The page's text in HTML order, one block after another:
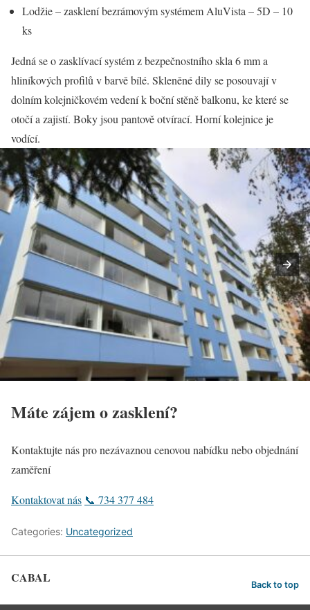
Lodžie – zasklení bezrámovým systémem AluVista – 5D – 10
ks
Jedná se o zasklívací systém z bezpečnostního skla 6 mm a
hliníkových profilů v barvě bílé. Skleněné dily se posouvají v
dolním kolejničkovém vedení k boční stěně balkonu, ke které se
otočí a zajistí. Boky jsou pantově otvírací. Horní kolejnice je
vodící.
Máte zájem o zasklení?
Kontaktujte nás pro nezávaznou cenovou nabídku nebo objednání
zaměření
Kontaktovat nás 📞 734 377 484
Categories: Uncategorized
CABAL Back to top